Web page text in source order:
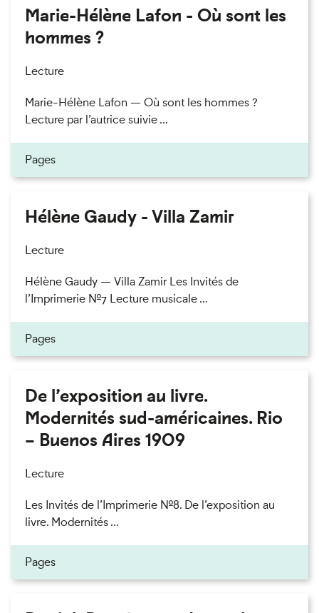
Marie-Hélène Lafon - Où sont les
hommes ?
Lecture
Marie-Hélène Lafon — Où sont les hommes ?
Lecture par l’autrice suivie ...
Pages
Hélène Gaudy - Villa Zamir
Lecture
Hélène Gaudy — Villa Zamir Les Invités de
l’Imprimerie n°7 Lecture musicale ...
Pages
De l’exposition au livre.
Modernités sud-américaines. Rio
– Buenos Aires 1909
Lecture
Les Invités de l’Imprimerie n°8. De l’exposition au
livre. Modernités ...
Pages